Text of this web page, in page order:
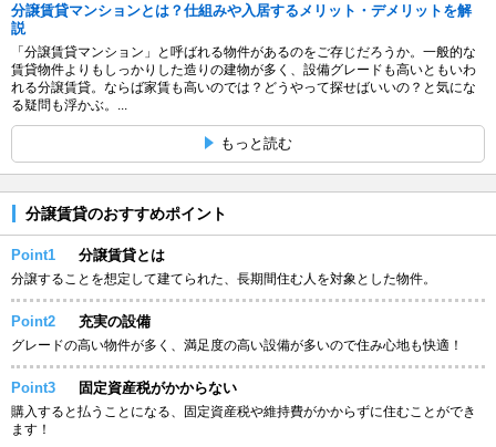
分譲賃貸マンションとは？仕組みや入居するメリット・デメリットを解
説
「分譲賃貸マンション」と呼ばれる物件があるのをご存じだろうか。一般的な
賃貸物件よりもしっかりした造りの建物が多く、設備グレードも高いともいわ
れる分譲賃貸。ならば家賃も高いのでは？どうやって探せばいいの？と気にな
る疑問も浮かぶ。...
もっと読む
分譲賃貸のおすすめポイント
Point1 分譲賃貸とは
分譲することを想定して建てられた、長期間住む人を対象とした物件。
Point2 充実の設備
グレードの高い物件が多く、満足度の高い設備が多いので住み心地も快適！
Point3 固定資産税がかからない
購入すると払うことになる、固定資産税や維持費がかからずに住むことができ
ます！